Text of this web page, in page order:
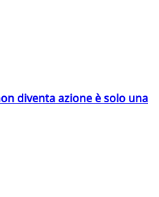
diventa azione è solo una